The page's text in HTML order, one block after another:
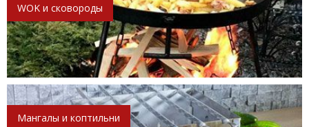
WOK и сковороды
Мангалы и коптильни